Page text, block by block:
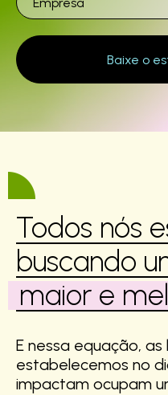
Todos nós
buscando
maior e
E nessa equação,
estabelecemos no
impactam ocupam